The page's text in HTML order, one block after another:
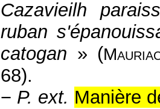
Cazavieilh
ruban
catogan » (
68).
− P. ext. Manière